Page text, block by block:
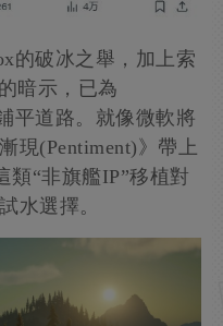
的破冰之舉，加上索
暗示，已為
平道路。就像微軟將
現(Pentiment)》帶上
類“非旗艦IP”移植對
水選擇。